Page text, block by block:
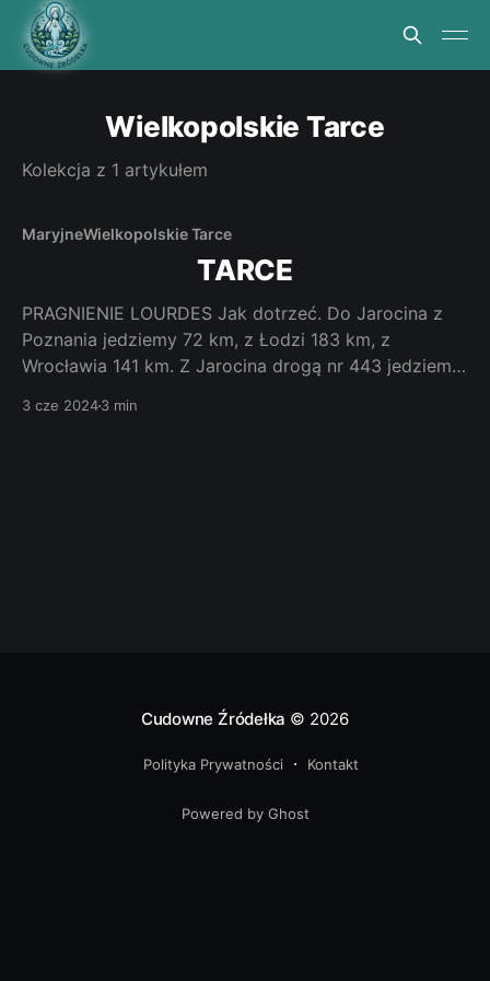
Wielkopolskie Tarce
Kolekcja z 1 artykułem
MaryjneWielkopolskie Tarce
TARCE
PRAGNIENIE LOURDES Jak dotrzeć. Do Jarocina z
Poznania jedziemy 72 km, z Łodzi 183 km, z
Wrocławia 141 km. Z Jarocina drogą nr 443 jedziemy
3 cze 20243 min
Cudowne Źródełka © 2026
Polityka Prywatności Kontakt
Powered by Ghost